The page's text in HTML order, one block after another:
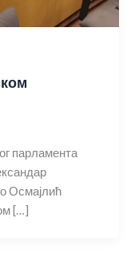
парламента
Осмајлић
[…]